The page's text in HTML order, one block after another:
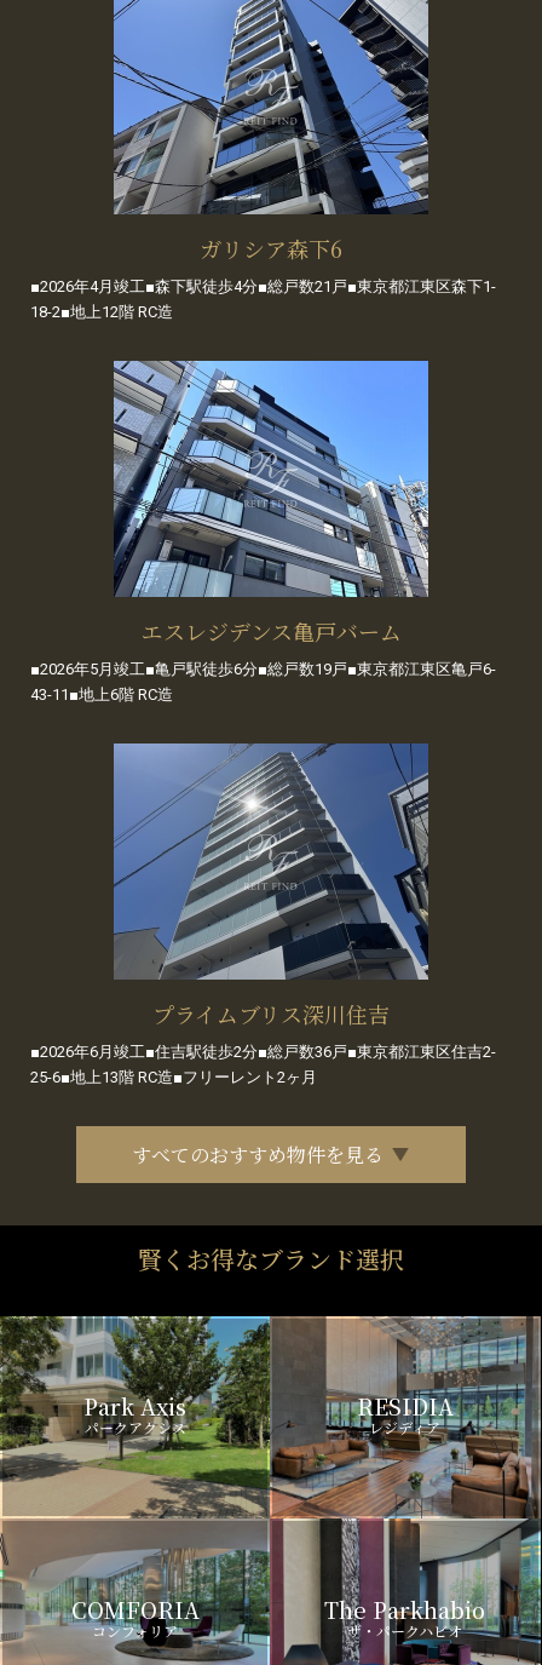
ガリシア森下6
■2026年4月竣工■森下駅徒歩4分■総戸数21戸■東京都江東区森下1-
18-2■地上12階 RC造
エスレジデンス亀戸バーム
■2026年5月竣工■亀戸駅徒歩6分■総戸数19戸■東京都江東区亀戸6-
43-11■地上6階 RC造
プライムブリス深川住吉
■2026年6月竣工■住吉駅徒歩2分■総戸数36戸■東京都江東区住吉2-
25-6■地上13階 RC造■フリーレント2ヶ月
すべてのおすすめ物件を見る
賢くお得なブランド選択
Park Axis
パークアクシス
RESIDIA
レジディア
COMFORIA
コンフォリア
The Parkhabio
ザ・パークハビオ